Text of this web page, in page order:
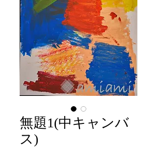
無題1(中キャンバ
ス)